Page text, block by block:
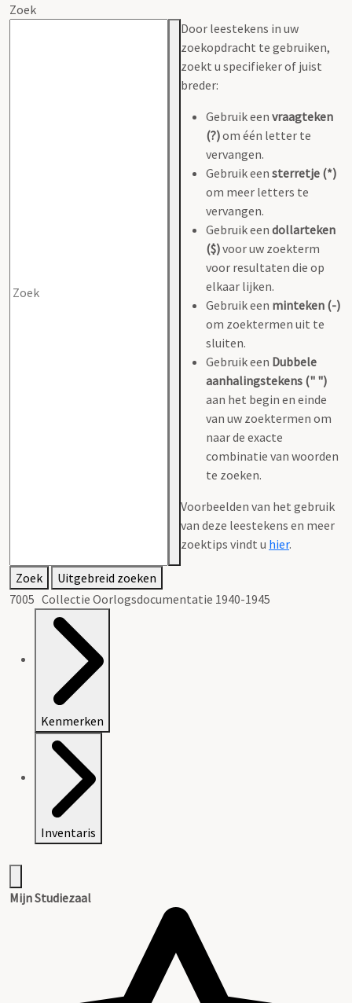
Zoek
Door leestekens in uw
zoekopdracht te gebruiken,
zoekt u specifieker of juist
breder:
Gebruik een vraagteken
(?)om één letter te
vervangen.
Gebruik een sterretje (*)
om meer letters te
vervangen.
Gebruik een dollarteken
($)voor uw zoekterm
voor resultaten die op
elkaar lijken.
Gebruik een minteken (-)
om zoektermen uit te
sluiten.
Gebruik een Dubbele
aanhalingstekens (" ")
aan het begin en einde
van uw zoektermen om
naar de exacte
combinatie van woorden
te zoeken.
Voorbeelden van het gebruik
van deze leestekens en meer
zoektips vindt u hier.
Zoek
Uitgebreid zoeken
7005 Collectie Oorlogsdocumentatie 1940-1945
Kenmerken
Inventaris
Mijn Studiezaal